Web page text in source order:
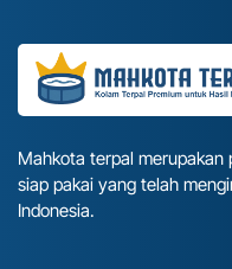
Mahkota terpal merupakan
siap pakai yang telah
Indonesia.